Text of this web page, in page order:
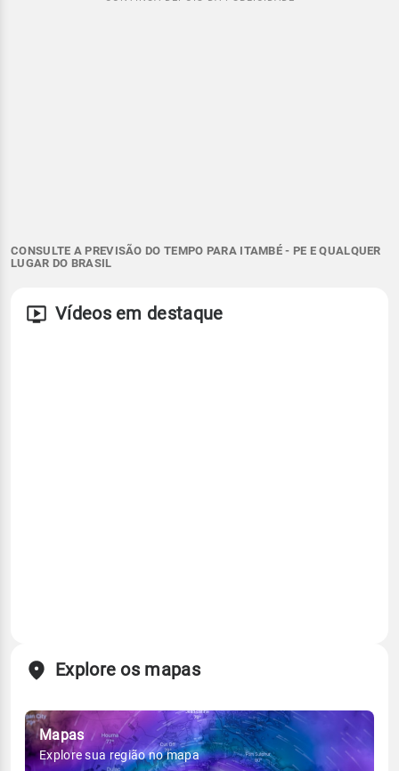
CONSULTE A PREVISÃO DO TEMPO PARA ITAMBÉ - PE E QUALQUER
LUGAR DO BRASIL
Vídeos em destaque
Explore os mapas
Mapas
Explore sua região no mapa